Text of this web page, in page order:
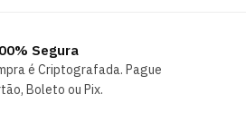
Segura
é Criptografada. Pague
Boleto ou Pix.